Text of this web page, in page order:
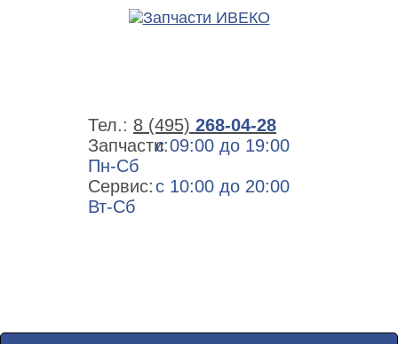
Тел.: 8 (495) 268-04-28
Запчасти:с 09:00 до 19:00
Пн-Сб
Сервис:с 10:00 до 20:00
Вт-Сб